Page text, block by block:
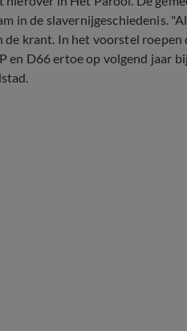
in de slavernijgeschiedenis.
krant. In het voorstel
en D66 ertoe op volgend jaar